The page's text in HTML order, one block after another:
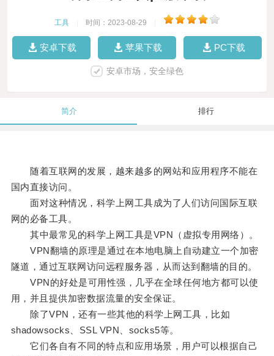
工具 时间：2023-08-29
安卓下载 苹果下载 PC下载
安卓市场，安全绿色
简介 排行
随着互联网的发展，越来越多的网站和应用程序不能在
国内直接访问。
面对这种情况，科学上网工具成为了人们访问国际互联
网的必备工具。
其中最常见的科学上网工具是VPN（虚拟专用网络）。
VPN翻墙的原理是通过在本地电脑上自动建立一个加密
隧道，通过互联网访问远程服务器，从而达到翻墙的目的。
VPN的好处是可用性强，几乎在全球任何地方都可以使
用，并且提供加密数据流量的安全保证。
除了VPN，还有一些其他的科学上网工具，比如
shadowsocks、SSL VPN、socks5等。
它们各自有不同的特点和应用场景，用户可以根据自己